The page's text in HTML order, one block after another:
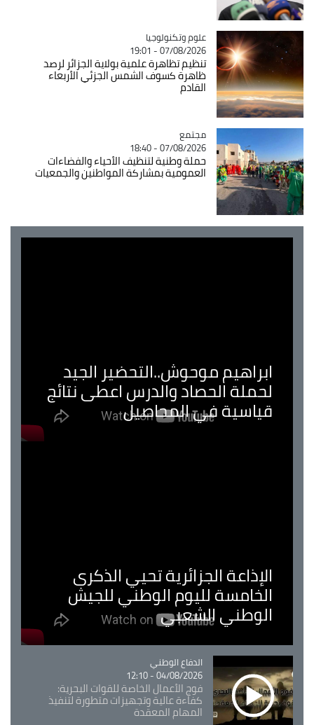
Catégorie
علوم وتكنولوجيا
07/08/2026 - 19:01
تنظيم تظاهرة علمية بولاية الجزائر لرصد
ظاهرة كسوف الشمس الجزئي الأربعاء
القادم
Catégorie
مجتمع
07/08/2026 - 18:40
حملة وطنية لتنظيف الأحياء والفضاءات
العمومية بمشاركة المواطنين والجمعيات
ابراهيم موحوش..التحضير الجيد
لحملة الحصاد والدرس اعطى نتائج
قياسية في المحاصيل
الإذاعة الجزائرية تحيي الذكرى
الخامسة لليوم الوطني للجيش
الوطني الشعبي
Catégorie
الدفاع الوطني
04/08/2026 - 12:10
فوج الأعمال الخاصة للقوات البحرية:
كفاءة عالية وتجهيزات متطورة لتنفيذ
المهام المعقدة